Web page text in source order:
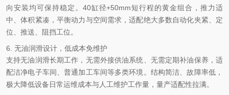
向安装均可保持稳定。40缸径+50mm短行程的黄金组合，推力适
中、体积紧凑，平衡动力与空间需求，适配绝大多数自动化夹紧、定
位、推送、阻挡工位。
6. 无油润滑设计，低成本免维护
支持无油润滑长期工作，无需外接供油系统、无需定期补油保养，适
配洁净电子车间、普通加工车间等多类环境。结构简洁、故障率低，
极大降低设备日常运维成本与人工维护工作量，量产适配性拉满。